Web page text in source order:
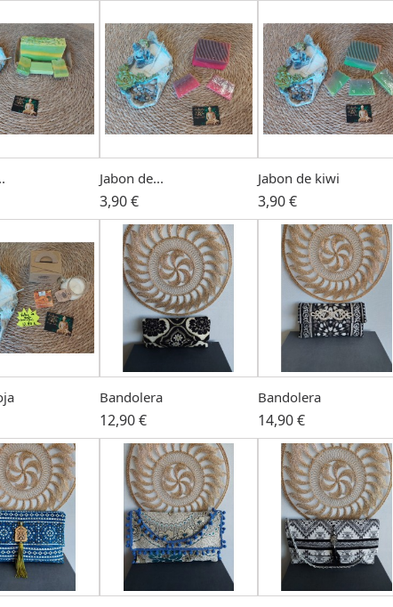
Jabon de...
3,90 €
Jabon de kiwi
3,90 €
Bandolera
12,90 €
Bandolera
14,90 €